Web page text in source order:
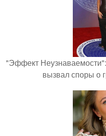
"Эффект
вызвал споры о